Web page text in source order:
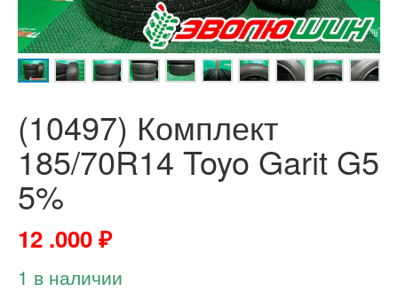
(10497) Комплект
185/70R14 Toyo Garit G5
5%
12 .000₽
1 в наличии